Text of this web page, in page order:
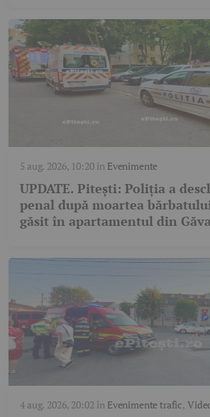
5 aug. 2026, 10:20în Evenimente
UPDATE. Pitești: Poliția a
penal după moartea
găsit în apartamentul din
4 aug. 2026, 20:02 în Evenimente trafic,